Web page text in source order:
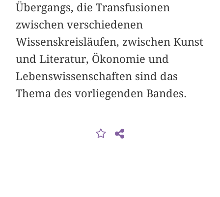
Übergangs, die Transfusionen
zwischen verschiedenen
Wissenskreisläufen, zwischen Kunst
und Literatur, Ökonomie und
Lebenswissenschaften sind das
Thema des vorliegenden Bandes.